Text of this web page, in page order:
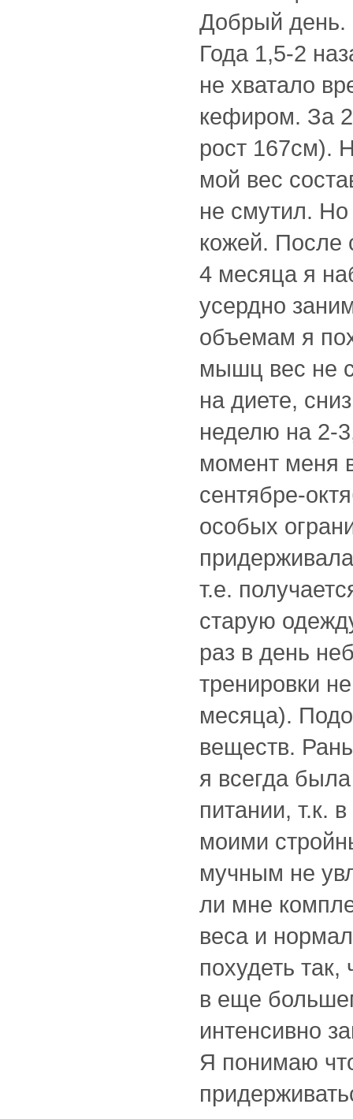
Добрый день.
Года 1,5-2
не хватало
кефиром. За
рост 167см).
мой вес
не смутил. Но
кожей. После
4 месяца я
усердно
объемам я
мышц вес не
на диете,
неделю на 2-
момент меня
сентябре-
особых
т.е.
старую
раз в день
тренировки
месяца).
веществ.
я всегда
питании, т.к.
моими
мучным не
ли мне
веса и
похудеть
в еще
интенсивно
Я понимаю